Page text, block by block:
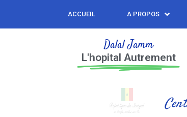
ACCUEIL A PROPOS
Dalal Jamm
L'hopital Autrement